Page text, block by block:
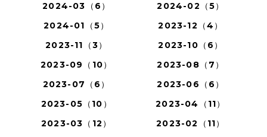
2024-03（6）
2024-02（5）
2024-01（5）
2023-12（4）
2023-11（3）
2023-10（6）
2023-09（10）
2023-08（7）
2023-07（6）
2023-06（6）
2023-05（10）
2023-04（11）
2023-03（12）
2023-02（11）